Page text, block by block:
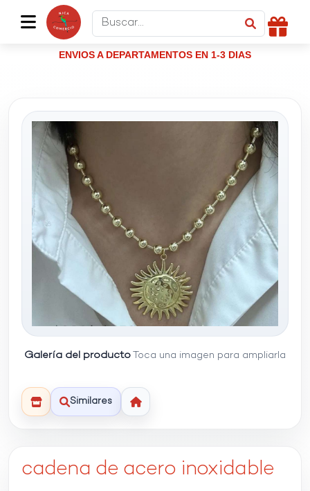
ENVIOS A DEPARTAMENTOS EN 1-3 DIAS
Galería del producto Toca una imagen para ampliarla
Similares
cadena de acero inoxidable